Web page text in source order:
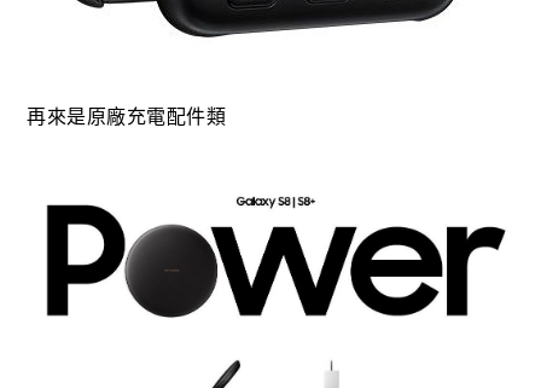
再來是原廠充電配件類